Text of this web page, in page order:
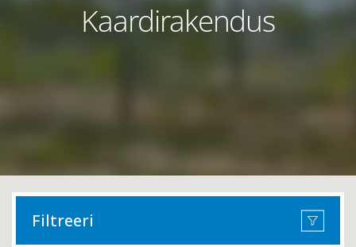
Kaardirakendus
Filtreeri